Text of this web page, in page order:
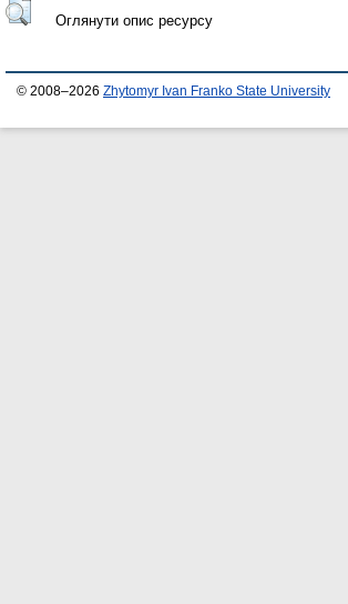
Оглянути опис ресурсу
© 2008–2026 Zhytomyr Ivan Franko State University